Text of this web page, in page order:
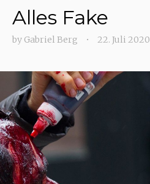
Alles Fake
by Gabriel Berg • 22. Juli 2020